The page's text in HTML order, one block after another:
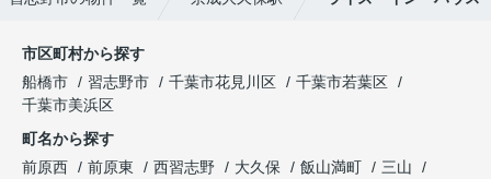
市区町村から探す
船橋市
習志野市 千葉市花見川区
千葉市若葉区
千葉市美浜区
町名から探す
前原西
前原東 西習志野 大久保 飯山満町
三山